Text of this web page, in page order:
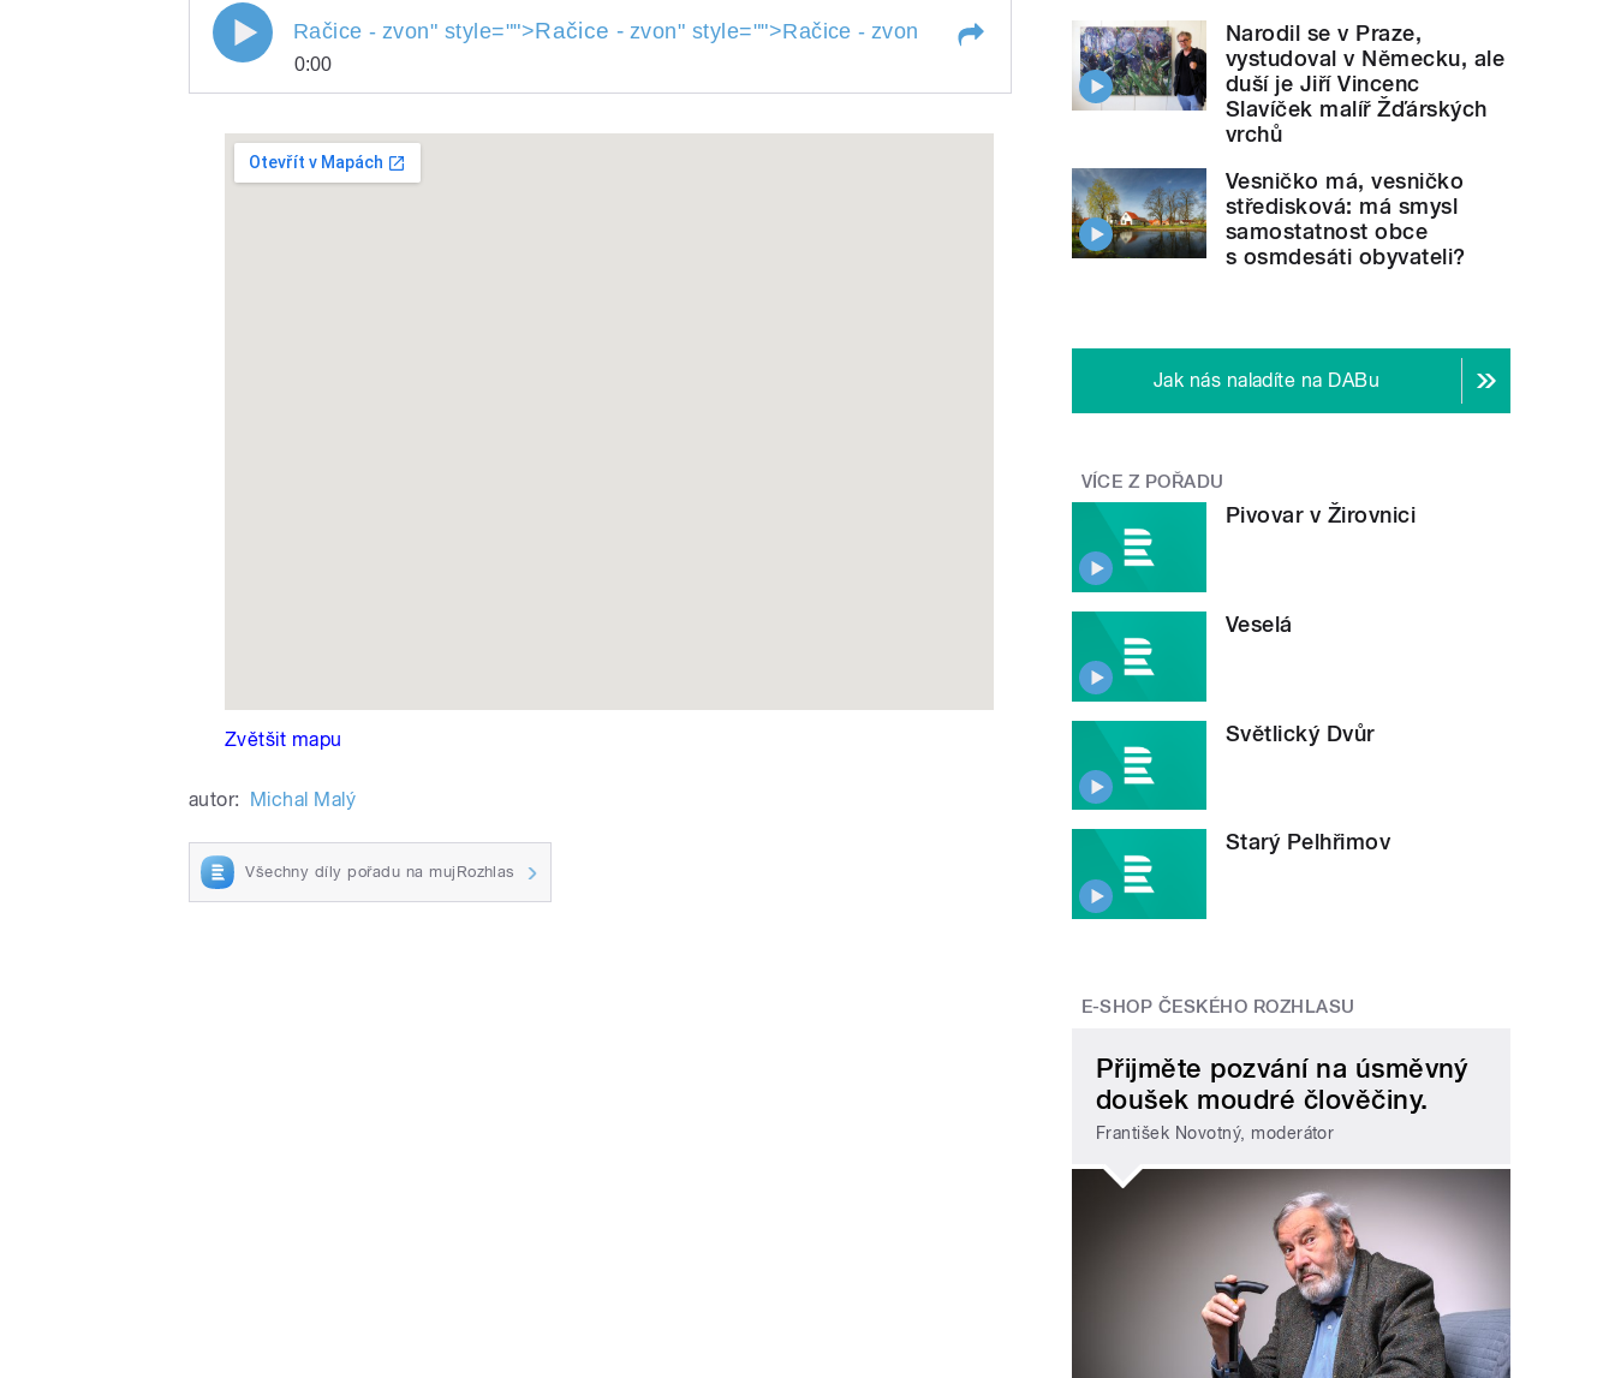
Račice - zvon" style="">Račice - zvon" style="">Račice - zvon
0:00
Zvětšit mapu
autor: Michal Malý
Všechny díly pořadu na mujRozhlas
Narodil se v Praze,
vystudoval v Německu, ale
duší je Jiří Vincenc
Slavíček malíř Žďárských
vrchů
Vesničko má, vesničko
středisková: má smysl
samostatnost obce
s osmdesáti obyvateli?
Jak nás naladíte na DABu
VÍCE Z POŘADU
Pivovar v Žirovnici
Veselá
Světlický Dvůr
Starý Pelhřimov
E-SHOP ČESKÉHO ROZHLASU
Přijměte pozvání na úsměvný
doušek moudré člověčiny.
František Novotný, moderátor